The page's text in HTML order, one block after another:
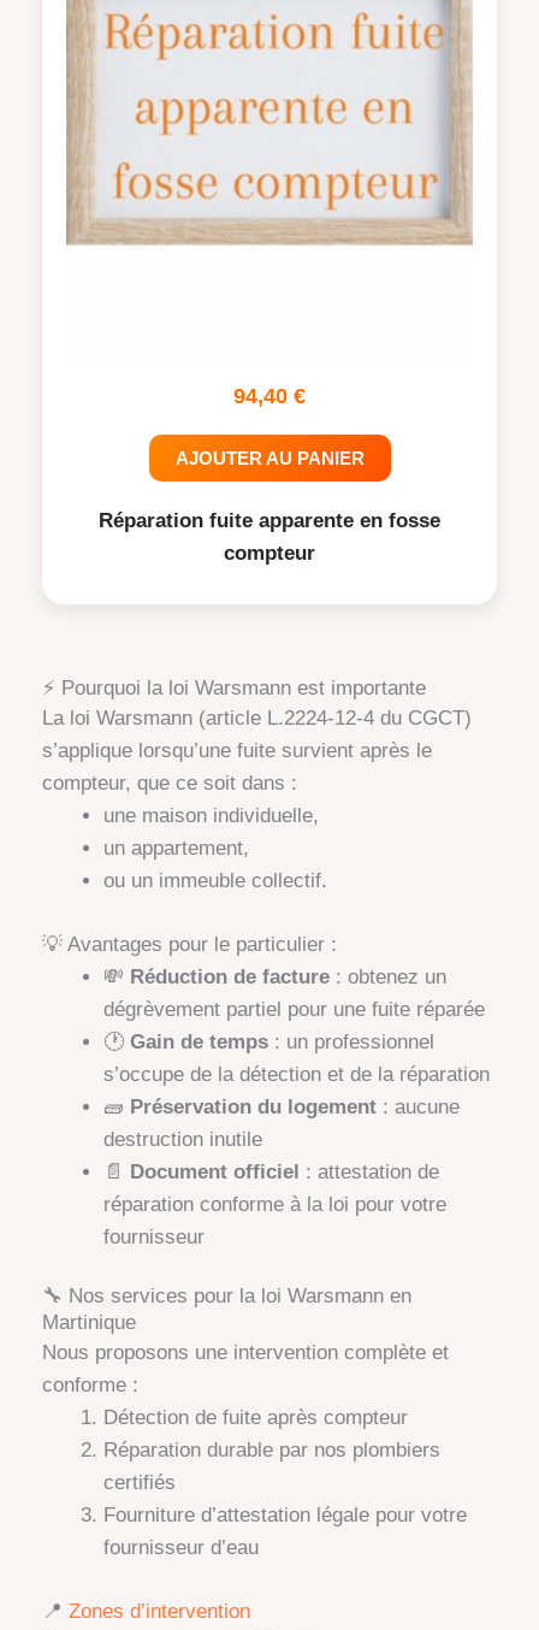
94,40 €
AJOUTER AU PANIER
Réparation fuite apparente en fosse
compteur
⚡ Pourquoi la loi Warsmann est importante
La loi Warsmann (article L.2224-12-4 du CGCT)
s’applique lorsqu’une fuite survient après le
compteur, que ce soit dans :
une maison individuelle,
un appartement,
ou un immeuble collectif.
💡 Avantages pour le particulier :
💸 Réduction de facture : obtenez un
dégrèvement partiel pour une fuite réparée
🕐 Gain de temps : un professionnel
s’occupe de la détection et de la réparation
🧱 Préservation du logement : aucune
destruction inutile
📄 Document officiel : attestation de
réparation conforme à la loi pour votre
fournisseur
🔧 Nos services pour la loi Warsmann en
Martinique
Nous proposons une intervention complète et
conforme :
Détection de fuite après compteur
Réparation durable par nos plombiers
certifiés
Fourniture d’attestation légale pour votre
fournisseur d’eau
📍 Zones d’intervention